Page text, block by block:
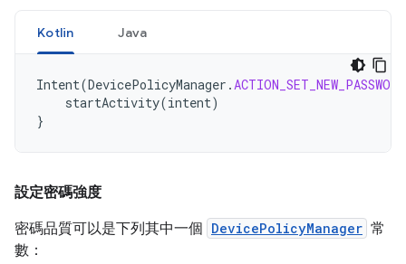
Kotlin Java
Intent(DevicePolicyManager .ACTION_SET_NEW_PASSWORD
startActivity(intent)
}
設定密碼強度
密碼品質可以是下列其中一個 DevicePolicyManager 常
數：